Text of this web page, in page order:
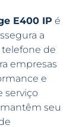
E400 IP é
a
de
empresas
e
serviço
seu